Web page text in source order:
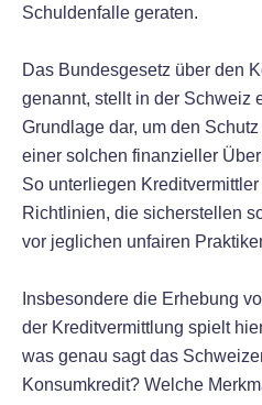
Schuldenfalle geraten.
Das Bundesgesetz über den
genannt, stellt in der Schweiz
Grundlage dar, um den
einer solchen finanzieller
So unterliegen
Richtlinien, die sicherstellen
vor jeglichen unfairen
Insbesondere die Erhebung
der Kreditvermittlung spielt
was genau sagt das
Konsumkredit? Welche